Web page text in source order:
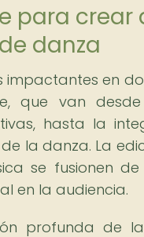
para
danza
impactantes en
que van
hasta la
la danza. La
se fusionen
en la audiencia.
profunda de